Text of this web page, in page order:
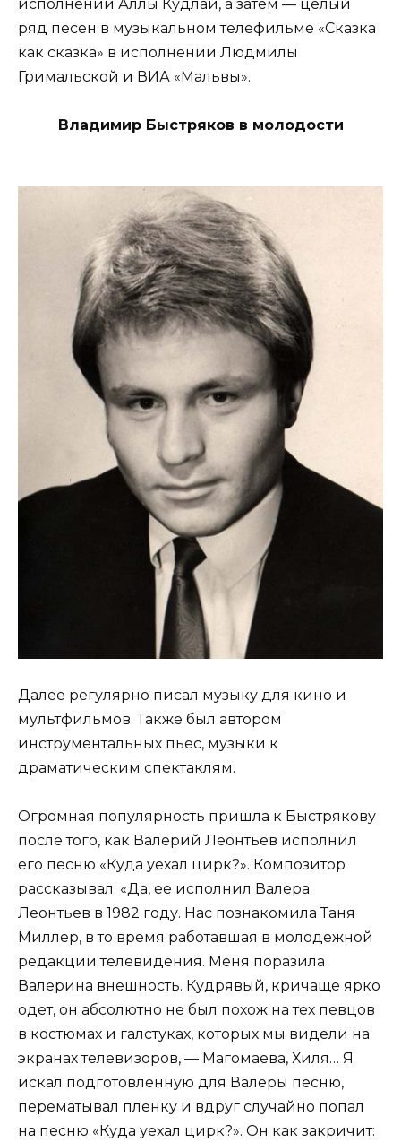
исполнении Аллы Кудлай, а затем — целый
ряд песен в музыкальном телефильме «Сказка
как сказка» в исполнении Людмилы
Гримальской и ВИА «Мальвы».
Владимир Быстряков в молодости
Далее регулярно писал музыку для кино и
мультфильмов. Также был автором
инструментальных пьес, музыки к
драматическим спектаклям.
Огромная популярность пришла к Быстрякову
после того, как Валерий Леонтьев исполнил
его песню «Куда уехал цирк?». Композитор
рассказывал: «Да, ее исполнил Валера
Леонтьев в 1982 году. Нас познакомила Таня
Миллер, в то время работавшая в молодежной
редакции телевидения. Меня поразила
Валерина внешность. Кудрявый, кричаще ярко
одет, он абсолютно не был похож на тех певцов
в костюмах и галстуках, которых мы видели на
экранах телевизоров, — Магомаева, Хиля… Я
искал подготовленную для Валеры песню,
перематывал пленку и вдруг случайно попал
на песню «Куда уехал цирк?». Он как закричит: